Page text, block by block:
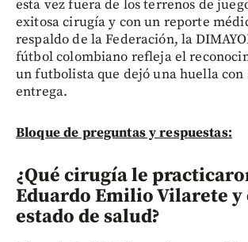
esta vez fuera de los terrenos de
exitosa cirugía y con un reporte
respaldo de la Federación, la
fútbol colombiano refleja el
un futbolista que dejó una huella con
entrega.
Bloque de preguntas y respuestas:
¿Qué cirugía le
Eduardo Emilio Vilarete y
estado de salud?